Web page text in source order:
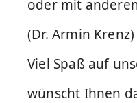
oder mit
(Dr. Armin Krenz)
Viel Spaß auf
wünscht Ihnen